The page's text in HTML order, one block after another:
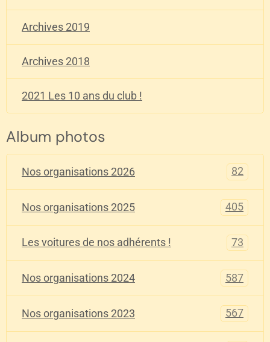
Archives 2019
Archives 2018
2021 Les 10 ans du club !
Album photos
Nos organisations 2026 82
Nos organisations 2025 405
Les voitures de nos adhérents ! 73
Nos organisations 2024 587
Nos organisations 2023 567